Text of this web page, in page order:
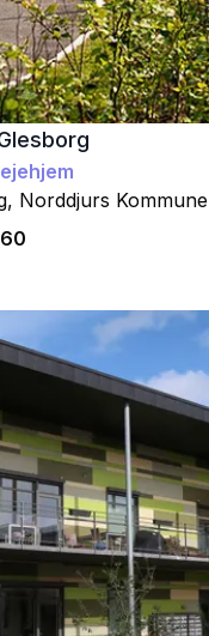
, Norddjurs Kommune
60